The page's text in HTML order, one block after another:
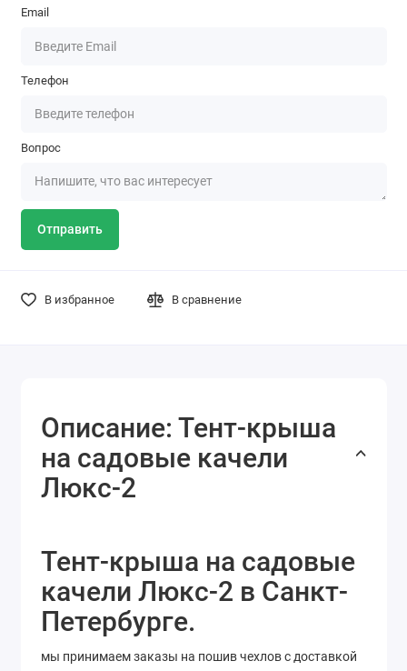
Email
Телефон
Вопрос
Отправить
В избранное В сравнение
Описание: Тент-крыша
на садовые качели
Люкс-2
Тент-крыша на садовые
качели Люкс-2 в Санкт-
Петербурге.
мы принимаем заказы на пошив чехлов с доставкой